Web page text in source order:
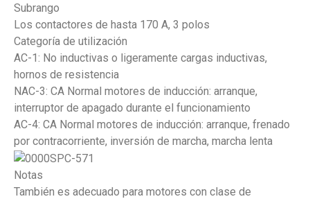
Subrango
Los contactores de hasta 170 A, 3 polos
Categoría de utilización
AC-1: No inductivas o ligeramente cargas inductivas,
hornos de resistencia
NAC-3: CA Normal motores de inducción: arranque,
interruptor de apagado durante el funcionamiento
AC-4: CA Normal motores de inducción: arranque, frenado
por contracorriente, inversión de marcha, marcha lenta
Notas
También es adecuado para motores con clase de